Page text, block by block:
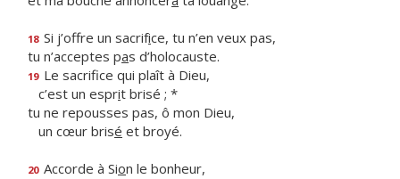
18 Si j’offre un sacrifice, tu n’en veux pas,
tu n’acceptes pas d’holocauste.
19 Le sacrifice qui plaît à Dieu,
c’est un esprit brisé ; *
tu ne repousses pas, ô mon Dieu,
un cœur brisé et broyé.
20 Accorde à Sion le bonheur,